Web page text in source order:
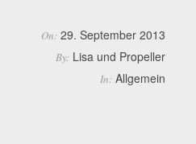
On: 29. September 2013
By: Lisa und Propeller
In: Allgemein